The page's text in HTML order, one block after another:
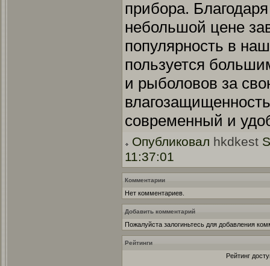
прибора.
небольшой цене
популярность в
пользуется
и рыболовов за
современный и
Опубликовал hkdkest
11:37:01
Комментарии
Нет комментариев.
Добавить комментарий
Пожалуйста залогиньтесь для добавления
Рейтинги
Рейтинг